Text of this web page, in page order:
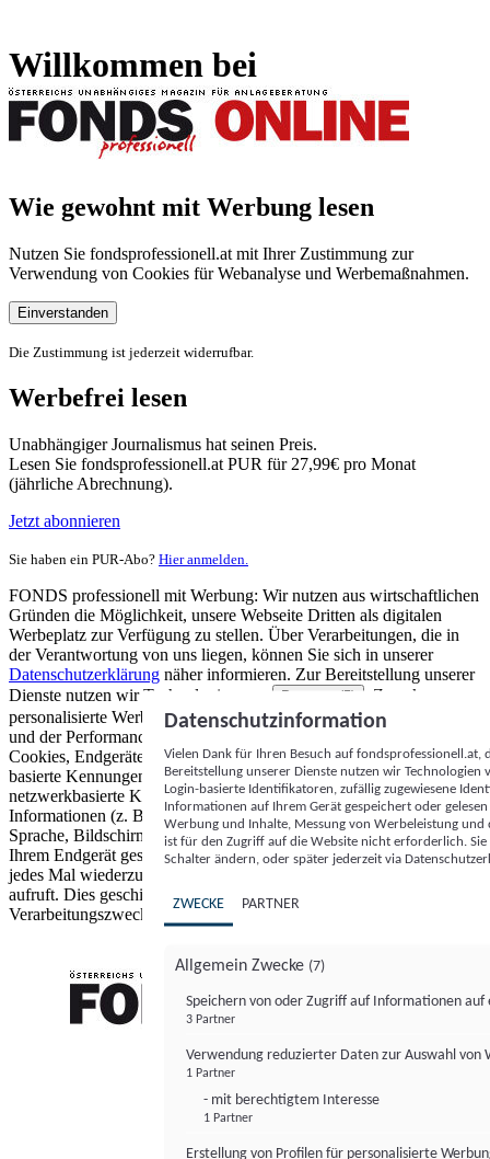
Willkommen bei
Wie gewohnt mit Werbung lesen
Nutzen Sie fondsprofessionell.at mit Ihrer Zustimmung zur
Verwendung von Cookies für Webanalyse und Werbemaßnahmen.
Einverstanden
Die Zustimmung ist jederzeit widerrufbar.
Werbefrei lesen
Unabhängiger Journalismus hat seinen Preis.
Lesen Sie fondsprofessionell.at PUR für 27,99€ pro Monat
(jährliche Abrechnung).
Jetzt abonnieren
Sie haben ein PUR-Abo? Hier anmelden.
FONDS professionell mit Werbung: Wir nutzen aus wirtschaftlichen
Gründen die Möglichkeit, unsere Webseite Dritten als digitalen
Werbeplatz zur Verfügung zu stellen. Über Verarbeitungen, die in
der Verantwortung von uns liegen, können Sie sich in unserer
Datenschutzerklärung näher informieren. Zur Bereitstellung unserer
Dienste nutzen wir Technologien von
Partnern (5)
. Zwecke:
personalisierte Werbung und Inhalte, Messung von Werbeleistung
und der Performance von Inhalten sowie Zielgruppenforschung.
Cookies, Endgeräte- oder ähnliche Online-Kennungen (z. B. login-
basierte Kennungen, zufällig generierte Kennungen,
netzwerkbasierte Kennungen) können zusammen mit anderen
Informationen (z. B. Browsertyp und Browserinformationen,
Sprache, Bildschirmgröße, unterstützte Technologien usw.) auf
Ihrem Endgerät gespeichert oder von dort ausgelesen werden, um es
jedes Mal wiederzuerkennen, wenn es eine App oder einer Webseite
aufruft. Dies geschieht für einen oder mehrere der hier aufgeführten
Verarbeitungszwecke.
Datenschutzinformation
Vielen Dank für Ihren Besuch auf
Bereitstellung unserer Dienste nutzen wir Technologien
Login-basierte Identifikatoren, zufällig zugewiesene
Informationen auf Ihrem Gerät gespeichert oder
Werbung und Inhalte, Messung von Werbeleistung
ist für den Zugriff auf die Website nicht erforderlich.
Schalter ändern, oder später jederzeit via
ZWECKE PARTNER
Allgemein Zwecke (7)
Speichern von oder Zugriff auf Informationen auf
3 Partner
Verwendung reduzierter Daten zur Auswahl von
1 Partner
- mit berechtigtem Interesse
1 Partner
Erstellung von Profilen für personalisierte
FONDS professionell